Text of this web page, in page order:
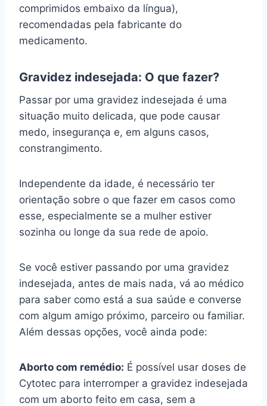
comprimidos embaixo da língua),
recomendadas pela fabricante do
medicamento.
Gravidez indesejada: O que fazer?
Passar por uma gravidez indesejada é uma
situação muito delicada, que pode causar
medo, insegurança e, em alguns casos,
constrangimento.
Independente da idade, é necessário ter
orientação sobre o que fazer em casos como
esse, especialmente se a mulher estiver
sozinha ou longe da sua rede de apoio.
Se você estiver passando por uma gravidez
indesejada, antes de mais nada, vá ao médico
para saber como está a sua saúde e converse
com algum amigo próximo, parceiro ou familiar.
Além dessas opções, você ainda pode:
Aborto com remédio: É possível usar doses de
Cytotec para interromper a gravidez indesejada
com um aborto feito em casa, sem a